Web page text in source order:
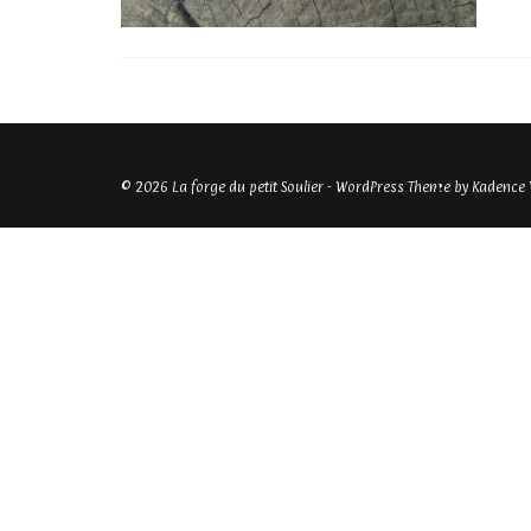
© 2026 La forge du petit Soulier - WordPress Theme by Kadence